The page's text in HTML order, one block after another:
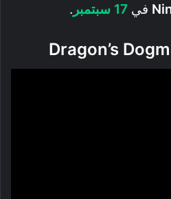
في 17 سبتمبر .
Dragon’s